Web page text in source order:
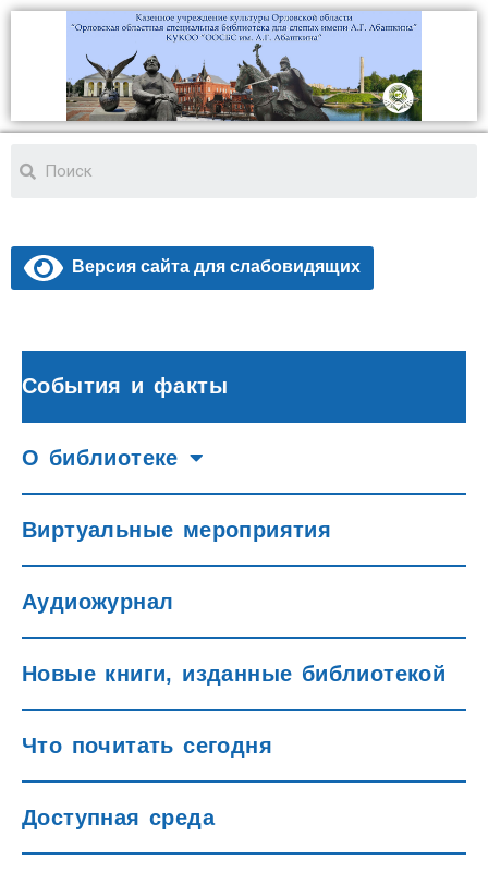
Версия сайта для слабовидящих
События и факты
О библиотеке
Виртуальные мероприятия
Аудиожурнал
Новые книги, изданные библиотекой
Что почитать сегодня
Доступная среда